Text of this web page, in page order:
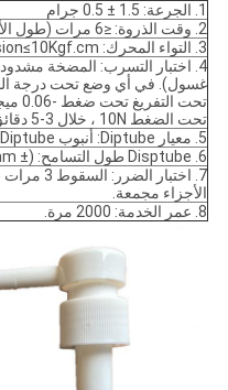
1. الجرعة: 1.5 ± 0.5 جرام
2. وقت الذروة: ≤6 مرات (طول الأنبوب 25 سم)
3. التواء المحرك: 2Kgf.m≤Torsion≤10Kgf.cm (72 ساعة بعد التجميع)
4. اختبار التسرب: المضخة
تحت الضغط 10N ، خلال 3-5 دقائق.
5. معيار Diptube: أنبوب Diptube والإسكان (Tensile≥7N)
6. Disptube طول التسامح: (± 2mm)
الأجزاء مجمعة.
8. عمر الخدمة: 2000 مرة.